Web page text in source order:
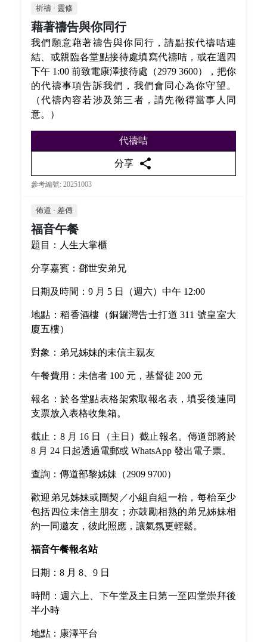
祈禱 · 靈修
藉著禱告與你同行
我們願意藉著禱告與你同行，請點按代禱咭連
結、或親臨各堂點接待處填寫代禱咭，或在週四
下午 1:00 前致電康澤接待處（2979 3600），把你
的代禱事項告訴我們，我們會同心為你守望。
（代禱內容若涉及第三者，請先徵得當事人同
意。）
代禱咭
分享 share
參考編號: 20251003
佈道 · 差傳
福音午餐
題目：人生大掌櫃
分享嘉賓：鄧世安弟兄
日期及時間：9 月 5 日（週六）中午 12:00
地點：稻香酒樓（銅鑼灣告士打道 311 號皇室大
廈五樓）
對象：弟兄姊妹的未信主親友
午餐費用：未信者 100 元，基督徒 200 元
報名：於各堂點表格架索取報名表，填妥後連同
支票放入表格收集箱。
截止：8 月 16 日（主日）截止報名。傳道部將於
8 月 24 日起透過電郵或 WhatsApp 發出電子票。
查詢：傳道部黎姊妹（2909 9700）
歡迎弟兄姊妹或團契／小組自組一枱，每枱至少
包括四位未信主朋友；亦鼓勵相熟的弟兄姊妹相
約一同邀友，彼此照應，讓氣氛更輕鬆。
福音午餐報名站
日期：8 月 8、9 日
時間：週六上、下午堂及主日第一至四堂崇拜後
半小時
地點：康澤平台